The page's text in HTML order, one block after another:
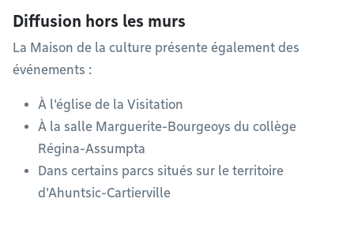
Diffusion hors les murs
La Maison de la culture présente également des
événements :
À l'église de la Visitation
À la salle Marguerite-Bourgeoys du collège
Régina-Assumpta
Dans certains parcs situés sur le territoire
d'Ahuntsic-Cartierville